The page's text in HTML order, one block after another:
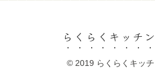
らくらくキッチ
© 2019 らくらくキッチ